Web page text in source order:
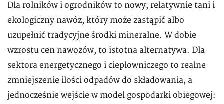
Dla rolników i ogrodników to nowy, relatywnie tani i
ekologiczny nawóz, który może zastąpić albo
uzupełnić tradycyjne środki mineralne. W dobie
wzrostu cen nawozów, to istotna alternatywa. Dla
sektora energetycznego i ciepłowniczego to realne
zmniejszenie ilości odpadów do składowania, a
jednocześnie wejście w model gospodarki obiegowej: